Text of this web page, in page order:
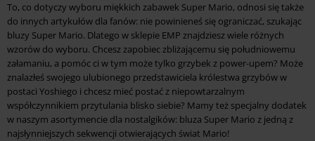
To, co dotyczy wyboru miękkich zabawek Super Mario, odnosi się także
do innych artykułów dla fanów: nie powinieneś się ograniczać, szukając
bluzy Super Mario. Dlatego w sklepie EMP znajdziesz wiele różnych
wzorów do wyboru. Chcesz zapobiec zbliżającemu się południowemu
załamaniu, a pomóc ci w tym może tylko grzybek z power-upem? Może
znalazłeś swojego ulubionego przedstawiciela królestwa grzybów w
postaci Yoshiego i chcesz mieć postać z niepowtarzalnym
współczynnikiem przytulania blisko siebie? Mamy też specjalny dodatek
w naszym asortymencie dla nostalgików: bluza Super Mario z jedną z
najsłynniejszych sekwencji otwierających świat Mario!